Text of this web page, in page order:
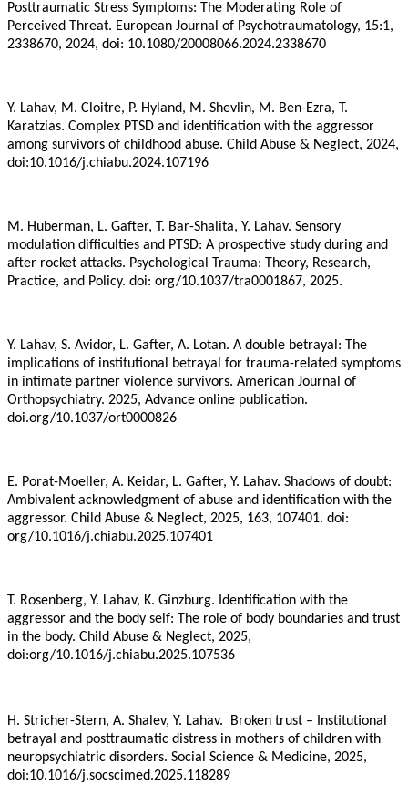
Posttraumatic Stress Symptoms: The Moderating Role of
Perceived Threat. European Journal of Psychotraumatology, 15:1,
2338670, 2024, doi: 10.1080/20008066.2024.2338670
Y. Lahav, M. Cloitre, P. Hyland, M. Shevlin, M. Ben-Ezra, T.
Karatzias. Complex PTSD and identification with the aggressor
among survivors of childhood abuse. Child Abuse & Neglect, 2024,
doi:10.1016/j.chiabu.2024.107196
M. Huberman, L. Gafter, T. Bar-Shalita, Y. Lahav. Sensory
modulation difficulties and PTSD: A prospective study during and
after rocket attacks. Psychological Trauma: Theory, Research,
Practice, and Policy. doi: org/10.1037/tra0001867, 2025.
Y. Lahav, S. Avidor, L. Gafter, A. Lotan. A double betrayal: The
implications of institutional betrayal for trauma-related symptoms
in intimate partner violence survivors. American Journal of
Orthopsychiatry. 2025, Advance online publication.
doi.org/10.1037/ort0000826
E. Porat-Moeller, A. Keidar, L. Gafter, Y. Lahav. Shadows of doubt:
Ambivalent acknowledgment of abuse and identification with the
aggressor. Child Abuse & Neglect, 2025, 163, 107401. doi:
org/10.1016/j.chiabu.2025.107401
T. Rosenberg, Y. Lahav, K. Ginzburg. Identification with the
aggressor and the body self: The role of body boundaries and trust
in the body. Child Abuse & Neglect, 2025,
doi:org/10.1016/j.chiabu.2025.107536
H. Stricher-Stern, A. Shalev, Y. Lahav. Broken trust – Institutional
betrayal and posttraumatic distress in mothers of children with
neuropsychiatric disorders. Social Science & Medicine, 2025,
doi:10.1016/j.socscimed.2025.118289